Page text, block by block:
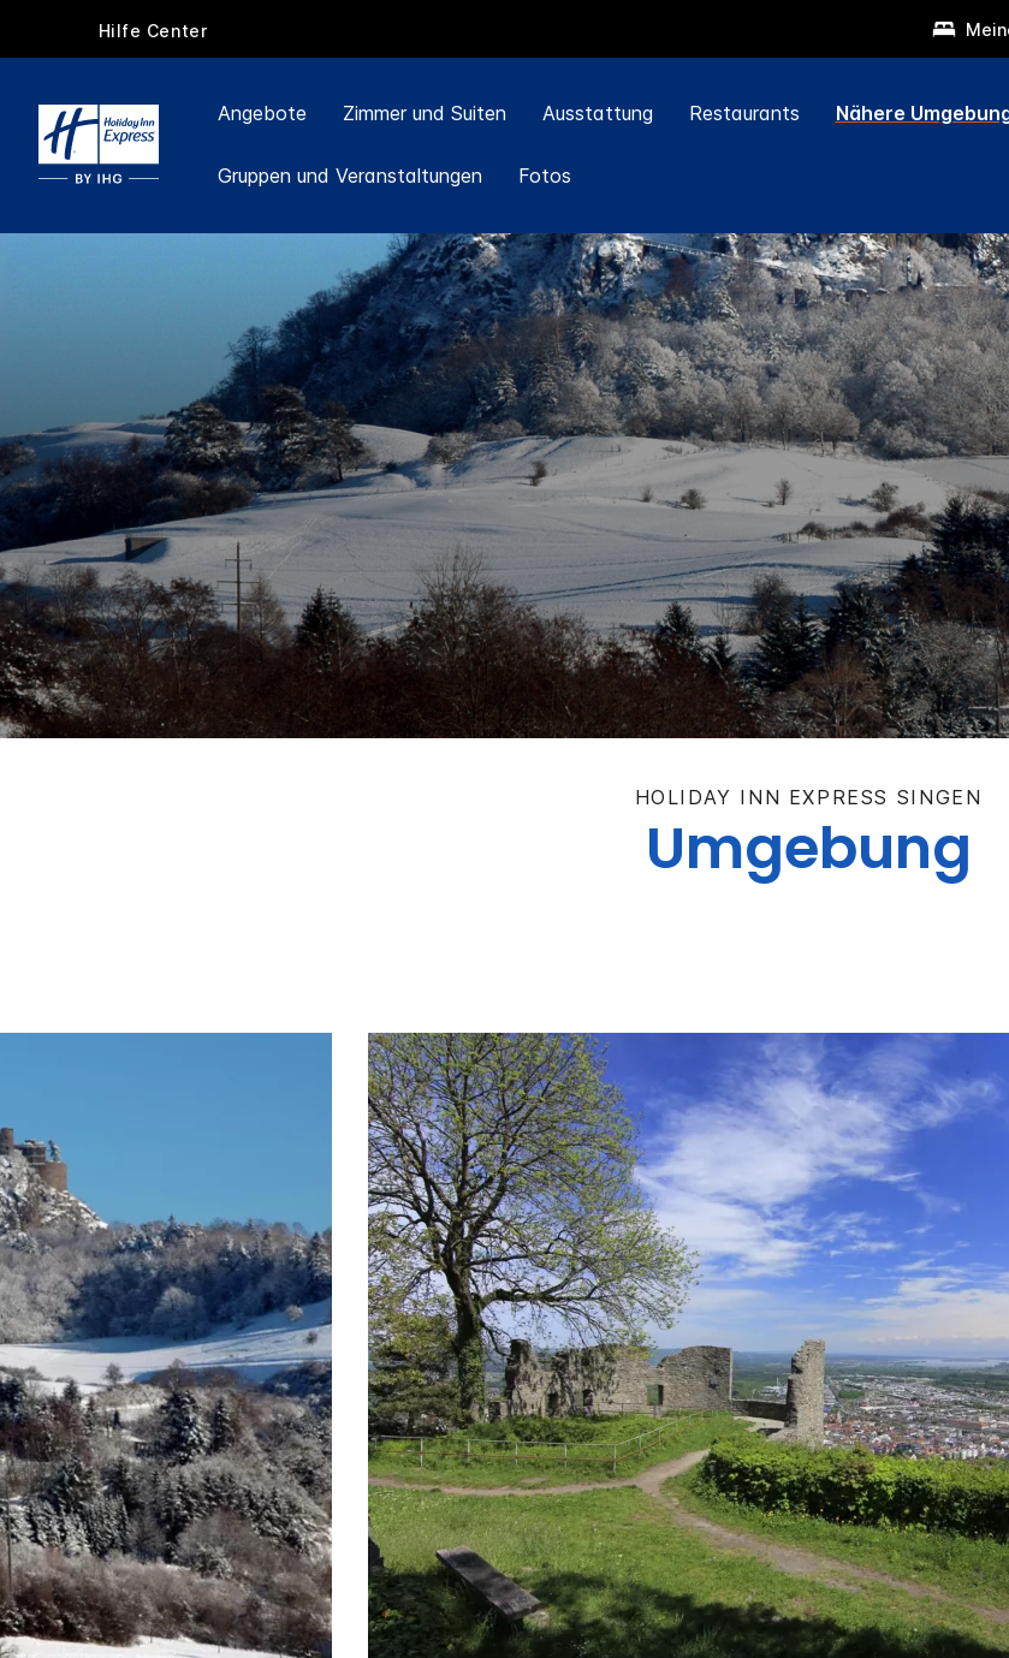
Hilfe Center
Angebote Zimmer und Suiten Ausstattung Restaurants Nähere
Gruppen und Veranstaltungen Fotos
HOLIDAY INN EXPRESS SINGEN
Umgebung